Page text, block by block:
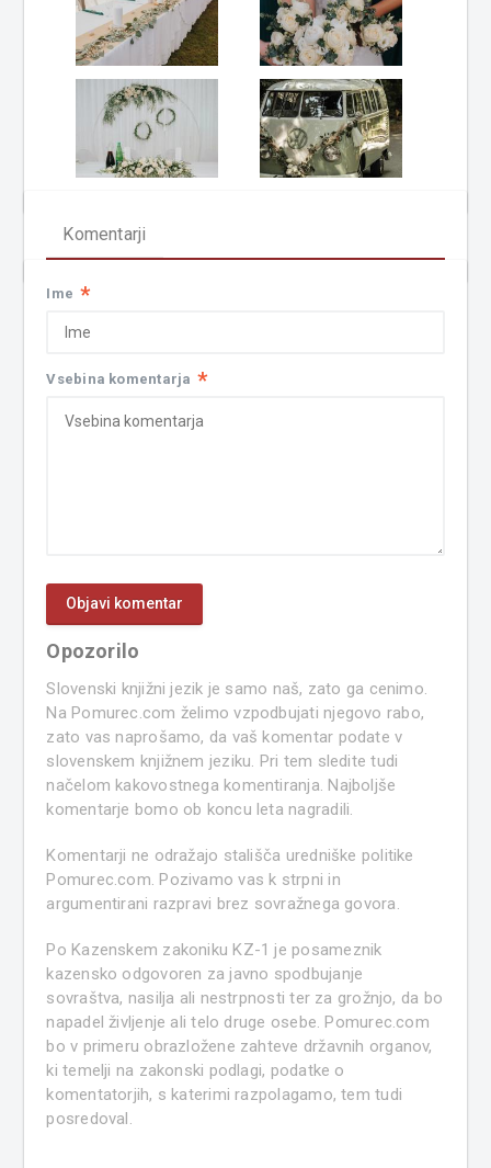
Komentarji
Ime *
Vsebina komentarja *
Opozorilo
Slovenski knjižni jezik je samo naš, zato ga cenimo.
Na Pomurec.com želimo vzpodbujati njegovo rabo,
zato vas naprošamo, da vaš komentar podate v
slovenskem knjižnem jeziku. Pri tem sledite tudi
načelom kakovostnega komentiranja. Najboljše
komentarje bomo ob koncu leta nagradili.
Komentarji ne odražajo stališča uredniške politike
Pomurec.com. Pozivamo vas k strpni in
argumentirani razpravi brez sovražnega govora.
Po Kazenskem zakoniku KZ-1 je posameznik
kazensko odgovoren za javno spodbujanje
sovraštva, nasilja ali nestrpnosti ter za grožnjo, da bo
napadel življenje ali telo druge osebe. Pomurec.com
bo v primeru obrazložene zahteve državnih organov,
ki temelji na zakonski podlagi, podatke o
komentatorjih, s katerimi razpolagamo, tem tudi
posredoval.